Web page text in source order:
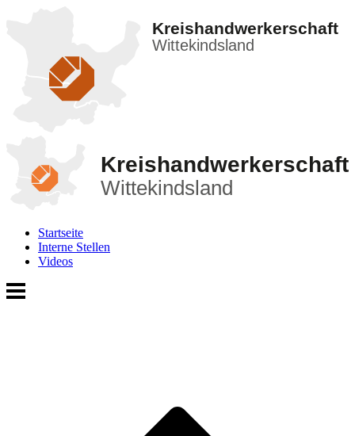
Kreishandwerkerschaft
Wittekindsland
Kreishandwerkerschaft
Wittekindsland
Startseite
Interne Stellen
Videos